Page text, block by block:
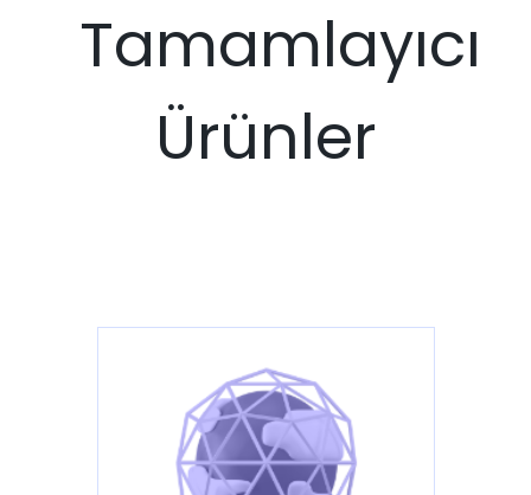
Tamamlayıcı
Ürünler